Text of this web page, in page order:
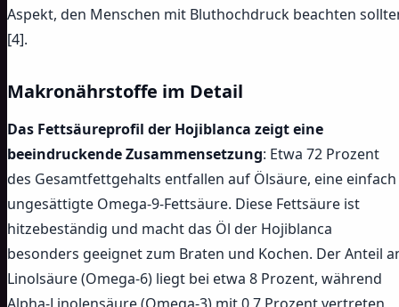
Aspekt, den Menschen mit Bluthochdruck beachten
[4].
Makronährstoffe im Detail
Das Fettsäureprofil der Hojiblanca zeigt eine
beeindruckende Zusammensetzung: Etwa 72 Prozent
des Gesamtfettgehalts entfallen auf Ölsäure, eine einfach
ungesättigte Omega-9-Fettsäure. Diese Fettsäure ist
hitzebeständig und macht das Öl der Hojiblanca
besonders geeignet zum Braten und Kochen. Der Anteil
Linolsäure (Omega-6) liegt bei etwa 8 Prozent, während